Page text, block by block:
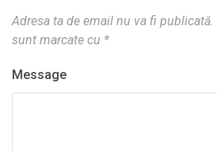
Adresa ta de email nu va fi publicată.
sunt marcate cu *
Message